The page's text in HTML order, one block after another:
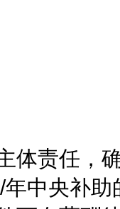
责任，确
中央补助